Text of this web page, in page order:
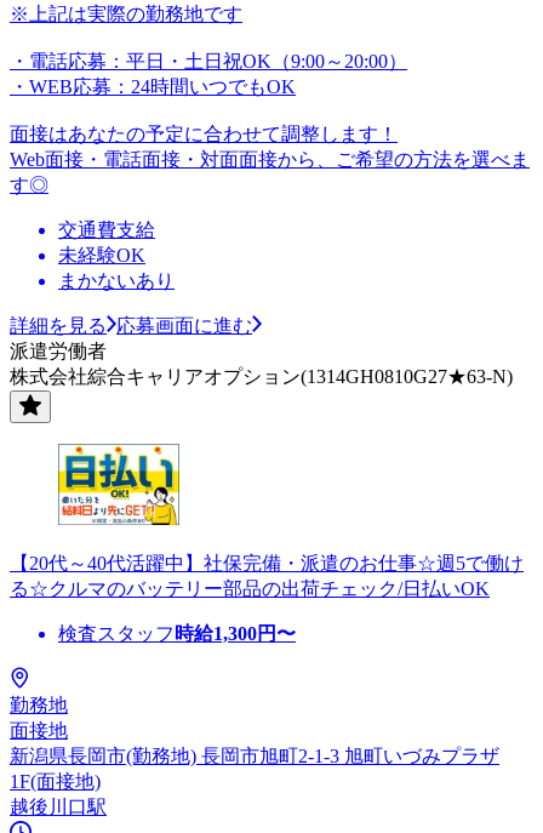
※上記は実際の勤務地です
・電話応募：平日・土日祝OK（9:00～20:00）
・WEB応募：24時間いつでもOK
面接はあなたの予定に合わせて調整します！
Web面接・電話面接・対面面接から、ご希望の方法を選べま
す◎
交通費支給
未経験OK
まかないあり
詳細を見る
応募画面に進む
派遣労働者
株式会社綜合キャリアオプション(1314GH0810G27★63-N)
【20代～40代活躍中】社保完備・派遣のお仕事☆週5で働け
る☆クルマのバッテリー部品の出荷チェック/日払いOK
検査スタッフ 時給1,300円〜
勤務地
面接地
新潟県長岡市(勤務地) 長岡市旭町2-1-3 旭町いづみプラザ
1F(面接地)
越後川口駅